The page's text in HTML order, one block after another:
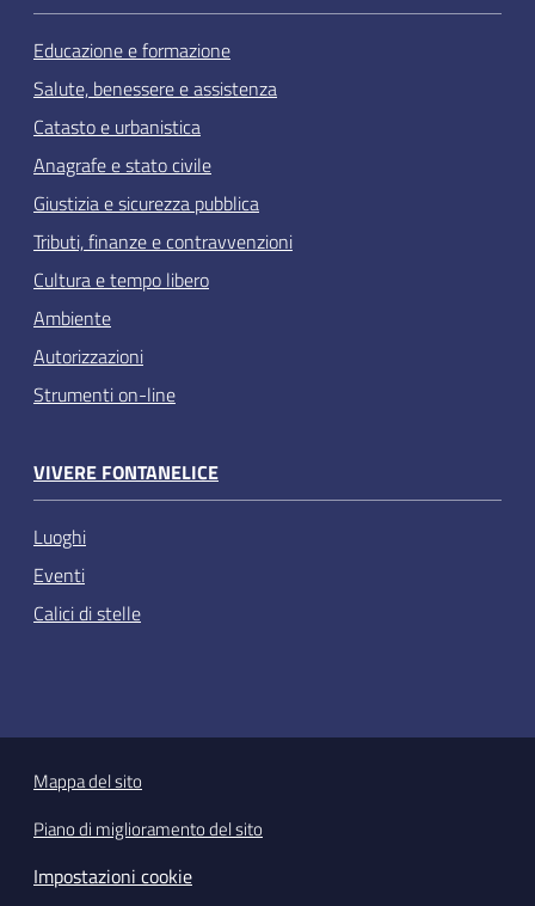
Educazione e formazione
Salute, benessere e assistenza
Catasto e urbanistica
Anagrafe e stato civile
Giustizia e sicurezza pubblica
Tributi, finanze e contravvenzioni
Cultura e tempo libero
Ambiente
Autorizzazioni
Strumenti on-line
VIVERE FONTANELICE
Luoghi
Eventi
Calici di stelle
Mappa del sito
Piano di miglioramento del sito
Impostazioni cookie